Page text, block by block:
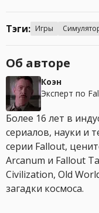
Тэги: Игры
Об авторе
Коэн
Эксперт по
Более 16 лет в
сериалов, науки и
серии Fallout,
Arcanum и Fallout
Civilization, Old
загадки космоса.